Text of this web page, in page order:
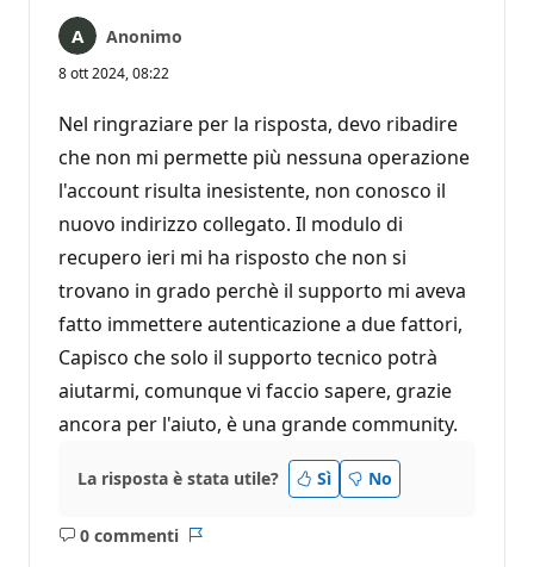
Anonimo
8 ott 2024, 08:22
Nel ringraziare per la risposta, devo ribadire
che non mi permette più nessuna operazione
l'account risulta inesistente, non conosco il
nuovo indirizzo collegato. Il modulo di
recupero ieri mi ha risposto che non si
trovano in grado perchè il supporto mi aveva
fatto immettere autenticazione a due fattori,
Capisco che solo il supporto tecnico potrà
aiutarmi, comunque vi faccio sapere, grazie
ancora per l'aiuto, è una grande community.
La risposta è stata utile? Sì No
0 commenti
Nessun